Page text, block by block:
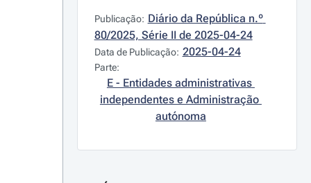
Publicação: Diário da República n.º
80/2025, Série II de 2025-04-24
Data de Publicação: 2025-04-24
Parte:
E - Entidades administrativas
independentes e Administração
autónoma